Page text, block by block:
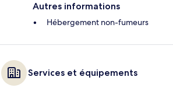
Autres informations
Hébergement non-fumeurs
Services et équipements